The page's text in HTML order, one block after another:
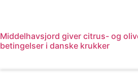
Middelhavsjord giver citrus- og
betingelser i danske krukker